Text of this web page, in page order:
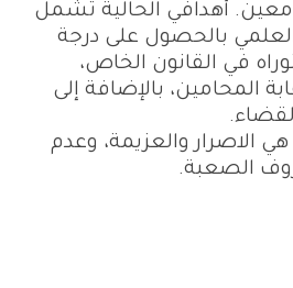
معين. أهدافي الحالية تشمل
بالحصول على درجة
في القانون الخاص،
المحامين، بالإضافة إلى
الاصرار والعزيمة، وعدم
الصعبة.